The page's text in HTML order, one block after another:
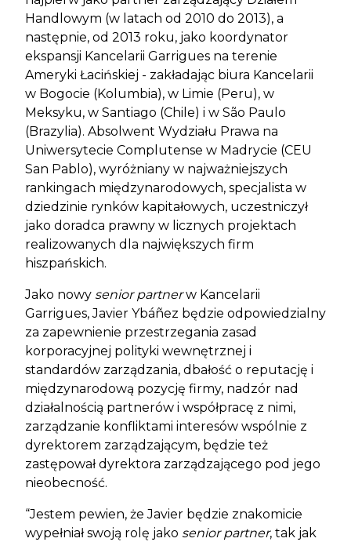
Handlowym (w latach od 2010 do 2013), a
następnie, od 2013 roku, jako koordynator
ekspansji Kancelarii Garrigues na terenie
Ameryki Łacińskiej - zakładając biura Kancelarii
w Bogocie (Kolumbia), w Limie (Peru), w
Meksyku, w Santiago (Chile) i w São Paulo
(Brazylia). Absolwent Wydziału Prawa na
Uniwersytecie Complutense w Madrycie (CEU
San Pablo), wyróżniany w najważniejszych
rankingach międzynarodowych, specjalista w
dziedzinie rynków kapitałowych, uczestniczył
jako doradca prawny w licznych projektach
realizowanych dla największych firm
hiszpańskich.
Jako nowy senior partnerw Kancelarii
Garrigues, Javier Ybáñez będzie odpowiedzialny
za zapewnienie przestrzegania zasad
korporacyjnej polityki wewnętrznej i
standardów zarządzania, dbałość o reputację i
międzynarodową pozycję firmy, nadzór nad
działalnością partnerów i współpracę z nimi,
zarządzanie konfliktami interesów wspólnie z
dyrektorem zarządzającym, będzie też
zastępował dyrektora zarządzającego pod jego
nieobecność.
“Jestem pewien, że Javier będzie znakomicie
wypełniał swoją rolę jako senior partner, tak jak